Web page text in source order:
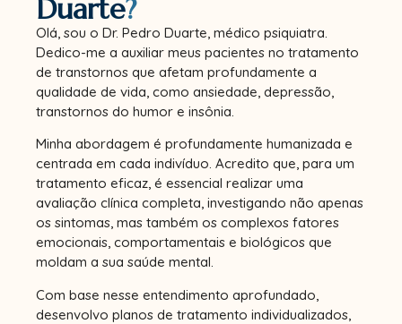
Duarte?​
Olá, sou o Dr. Pedro Duarte, médico psiquiatra.
Dedico-me a auxiliar meus pacientes no tratamento
de transtornos que afetam profundamente a
qualidade de vida, como ansiedade, depressão,
transtornos do humor e insônia.
Minha abordagem é profundamente humanizada e
centrada em cada indivíduo. Acredito que, para um
tratamento eficaz, é essencial realizar uma
avaliação clínica completa, investigando não apenas
os sintomas, mas também os complexos fatores
emocionais, comportamentais e biológicos que
moldam a sua saúde mental.
Com base nesse entendimento aprofundado,
desenvolvo planos de tratamento individualizados,